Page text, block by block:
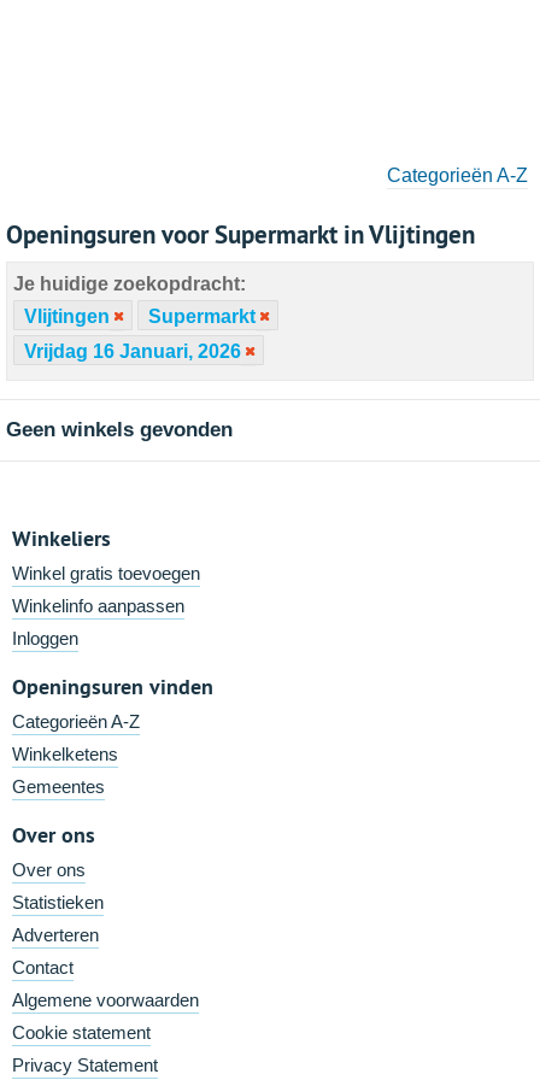
Categorieën A-Z
Openingsuren voor Supermarkt in Vlijtingen
Je huidige zoekopdracht:
Vlijtingen
Supermarkt
Vrijdag 16 Januari, 2026
Geen winkels gevonden
Winkeliers
Winkel gratis toevoegen
Winkelinfo aanpassen
Inloggen
Openingsuren vinden
Categorieën A-Z
Winkelketens
Gemeentes
Over ons
Over ons
Statistieken
Adverteren
Contact
Algemene voorwaarden
Cookie statement
Privacy Statement